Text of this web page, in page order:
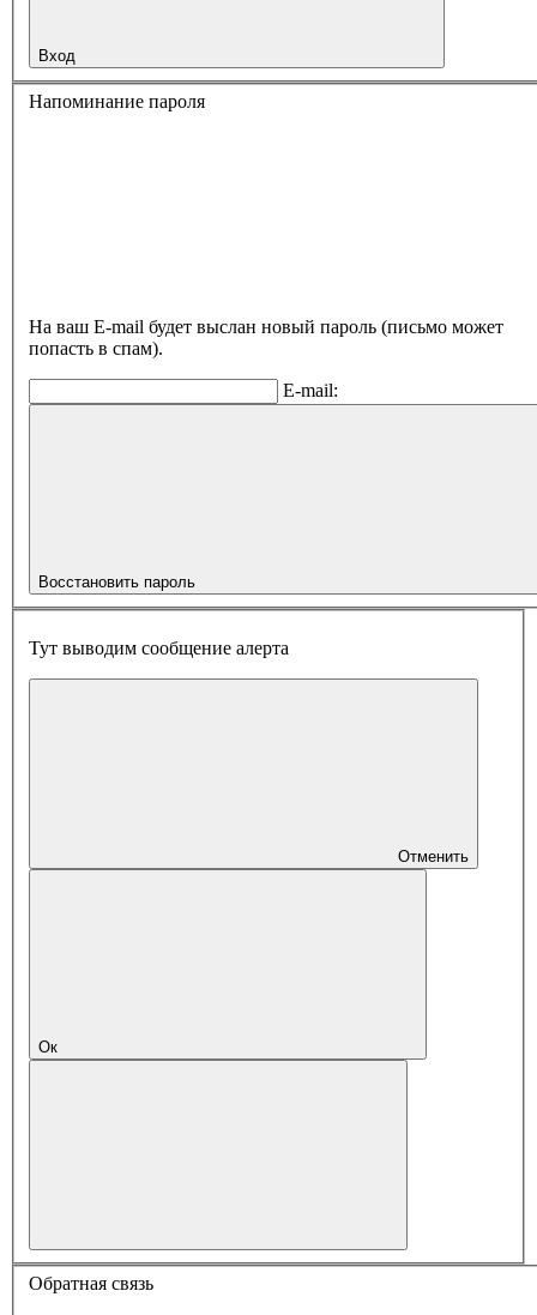
Вход
Напоминание пароля
На ваш E-mail будет выслан новый пароль (письмо может
попасть в спам).
E-mail:
Восстановить пароль
Тут выводим сообщение алерта
Отменить
Ок
Обратная связь